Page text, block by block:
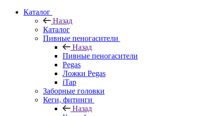
Каталог
Назад
Каталог
Пивные пеногасители
Назад
Пивные пеногасители
Pegas
Ложки Pegas
iTap
Заборные головки
Кеги, фитинги
Назад